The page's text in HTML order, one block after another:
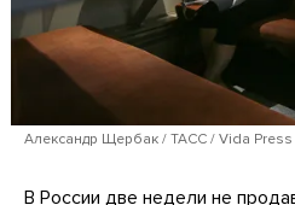
Александр Щербак / ТАСС / Vida Press
В России две недели не